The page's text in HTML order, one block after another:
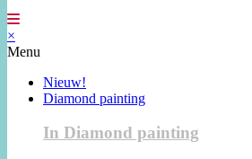
×
Menu
Nieuw!
Diamond painting
In Diamond painting